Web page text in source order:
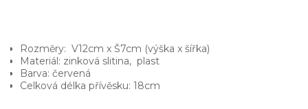
Rozměry: V12cm x Š7cm (výška x šířka)
Materiál: zinková slitina, plast
Barva: červená
Celková délka přívěsku: 18cm